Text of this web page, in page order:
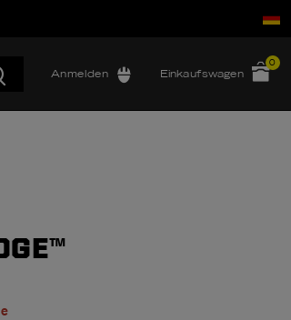
Anmelden Einkaufswagen
0